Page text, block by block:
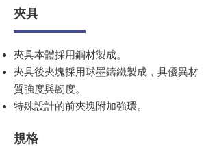
夾具
夾具本體採用鋼材製成。
夾具後夾塊採用球墨鑄鐵製成，具優異材
質強度與韌度。
特殊設計的前夾塊附加強環。
規格